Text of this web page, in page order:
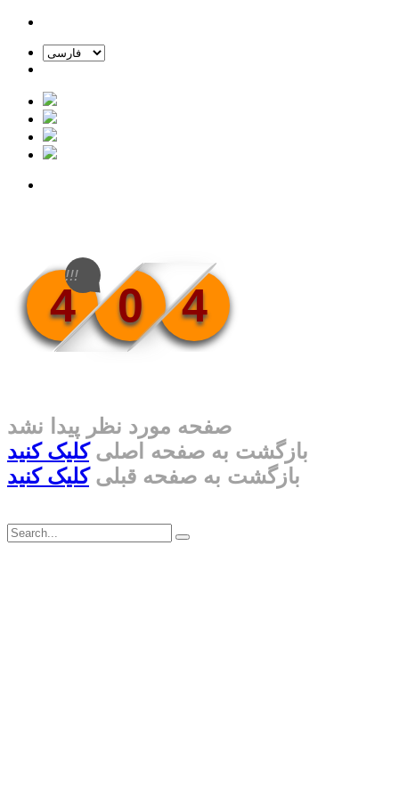
4 0 4
!!!
صفحه مورد نظر پیدا نشد
بازگشت به صفحه اصلیکلیک کنید
بازگشت به صفحه قبلیکلیک کنید